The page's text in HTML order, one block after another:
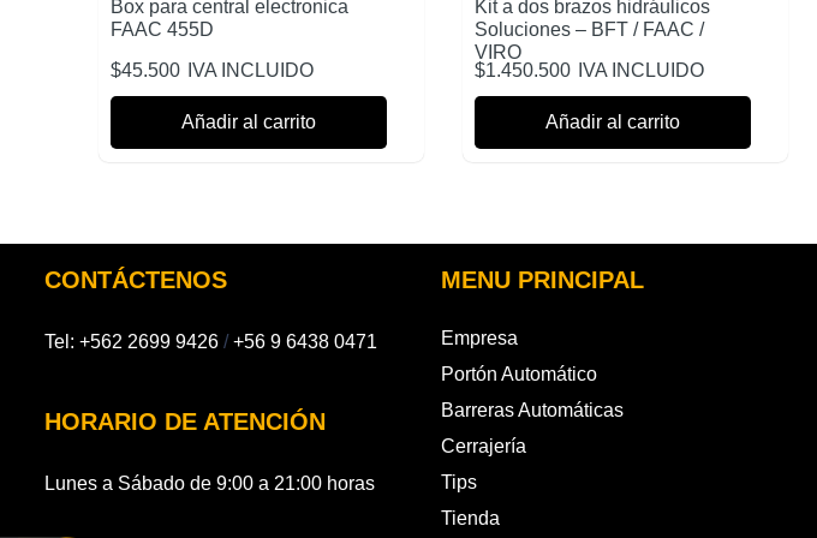
Box para central electronica
FAAC 455D
$45.500 IVA INCLUIDO
Añadir al carrito
Kit a dos brazos hidráulicos
Soluciones – BFT / FAAC /
VIRO
$1.450.500 IVA INCLUIDO
Añadir al carrito
CONTÁCTENOS
Tel: +562 2699 9426 / +56 9 6438 0471
HORARIO DE ATENCIÓN
Lunes a Sábado de 9:00 a 21:00 horas
MENU PRINCIPAL
Empresa
Portón Automático
Barreras Automáticas
Cerrajería
Tips
Tienda